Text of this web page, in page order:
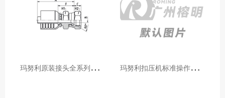
玛
努利原装接头全系列型号解析：广州客户选型必备指南 玛
努利扣压机标准操作流程：广州代理手把手教学（新手也能学会）